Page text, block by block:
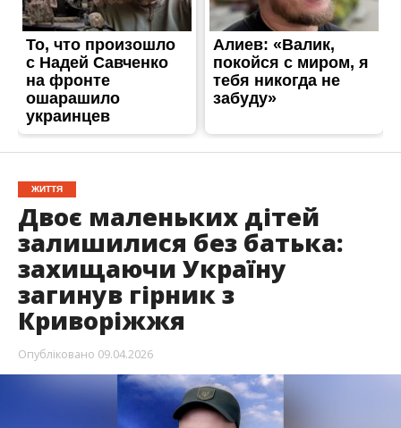
ЖИТТЯ
Двоє маленьких дітей
залишилися без батька:
захищаючи Україну
загинув гірник з
Криворіжжя
Опубліковано 09.04.2026